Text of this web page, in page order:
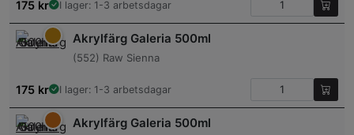
175 kr I lager: 1-3 arbetsdagar
Akrylfärg Galeria 500ml
(552) Raw Sienna
175 kr I lager: 1-3 arbetsdagar
Akrylfärg Galeria 500ml